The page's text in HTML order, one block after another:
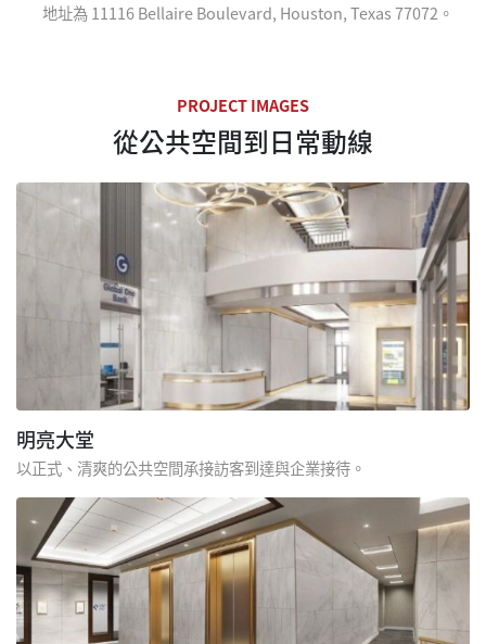
地址為 11116 Bellaire Boulevard, Houston, Texas 77072。
PROJECT IMAGES
從公共空間到日常動線
明亮大堂
以正式、清爽的公共空間承接訪客到達與企業接待。